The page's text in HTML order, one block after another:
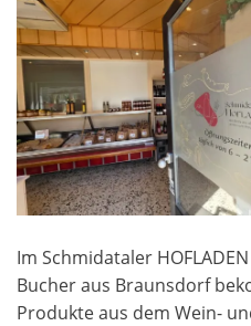
Im Schmidataler
Bucher aus Braunsdorf
Produkte aus dem Wein-